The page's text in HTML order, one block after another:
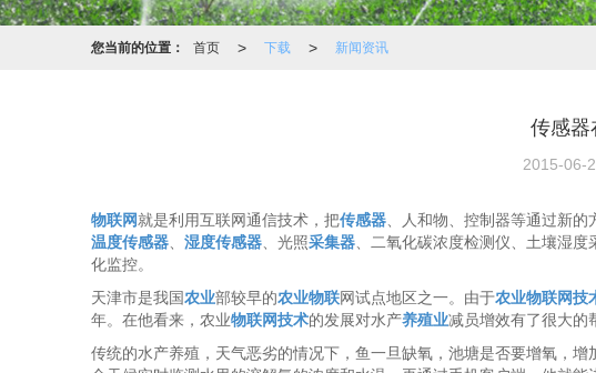
您当前的位置： 首页 > 下载 > 新闻资讯
传感
2015-06-
物联网就是利用互联网通信技术，把传感器 、人和物、控制器等通过新
温度传感器
湿度传感器 、光照采集器 、二氧化碳浓度检测仪、土壤湿
化监控。
天津市是我国农业部较早的农业物联网试点地区之一。由于农业物联网技
年。在他看来，农业物联网技术的发展对水产养殖业减员增效有了很大的
传统的水产养殖，天气恶劣的情况下，鱼一旦缺氧，池塘是否要增氧，